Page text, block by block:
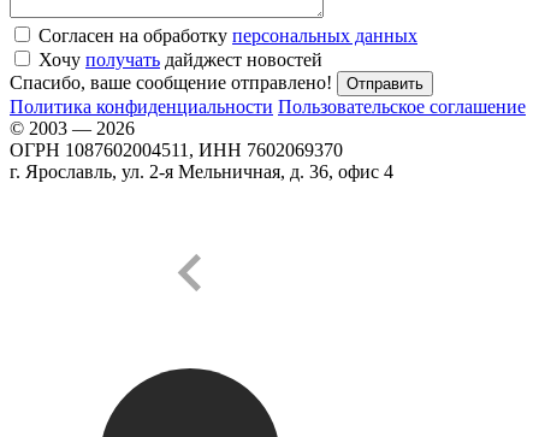
Согласен на обработку персональных данных
Хочу получать дайджест новостей
Спасибо, ваше сообщение отправлено!
Политика конфиденциальности Пользовательское соглашение
© 2003 — 2026
ОГРН 1087602004511, ИНН 7602069370
г. Ярославль, ул. 2-я Мельничная, д. 36, офис 4